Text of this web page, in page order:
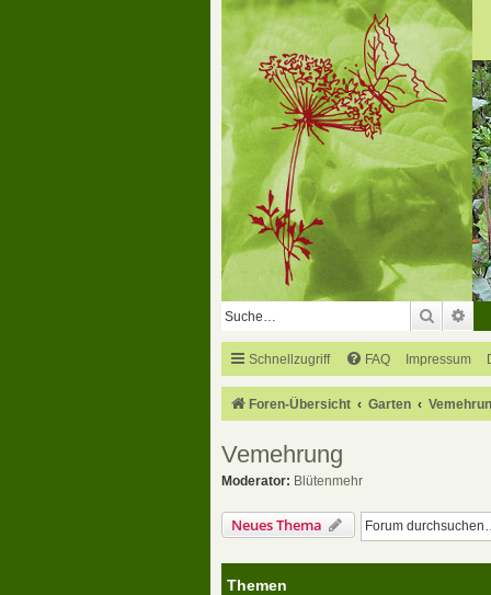
Suche
Schnellzugriff FAQ Impressum
Foren-Übersicht Garten
Vemehrung
Moderator: Blütenmehr
Neues Thema
Themen